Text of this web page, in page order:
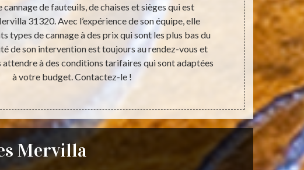
de fauteuils, de chaises et sièges qui est
31320. Avec l’expérience de son équipe, elle
types de cannage à des prix qui sont les plus bas du
de son intervention est toujours au rendez-vous et
attendre à des conditions tarifaires qui sont adaptées
à votre budget. Contactez-le !
Tapisserie
de chaises
par les
marché.
confier vos
ses chargés
Mervilla